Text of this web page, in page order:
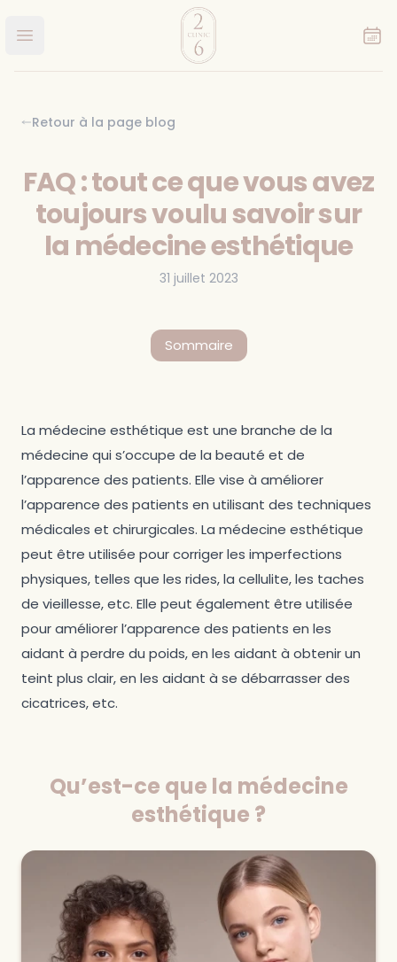
Ouvrir le menu principal
Clinic 26
Retour à la page blog
FAQ : tout ce que vous avez
toujours voulu savoir sur
la médecine esthétique
31 juillet 2023
Sommaire
Quels sont les bienfaits de la médecine
esthétique ?
Quels sont les effets secondaires de la médecine
esthétique ?
La médecine esthétique est une branche de la
médecine qui s’occupe de la beauté et de
l’apparence des patients. Elle vise à améliorer
l’apparence des patients en utilisant des techniques
médicales et chirurgicales. La médecine esthétique
peut être utilisée pour corriger les imperfections
physiques, telles que les rides, la cellulite, les taches
de vieillesse, etc. Elle peut également être utilisée
pour améliorer l’apparence des patients en les
aidant à perdre du poids, en les aidant à obtenir un
teint plus clair, en les aidant à se débarrasser des
cicatrices, etc.
Qu’est-ce que la médecine
esthétique ?